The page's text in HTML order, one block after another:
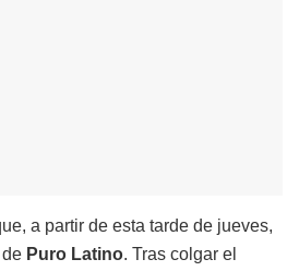
a partir de esta tarde de jueves,
Puro Latino. Tras colgar el